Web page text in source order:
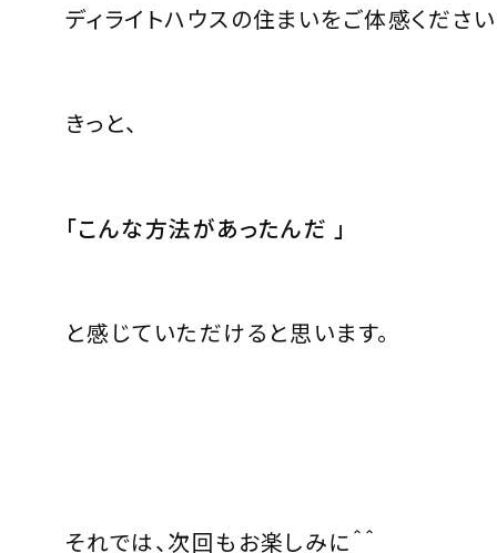
ディライトハウスの住まいをご体感ください
きっと、
「こんな方法があったんだ 」
と感じていただけると思います。
それでは、次回もお楽しみに＾＾